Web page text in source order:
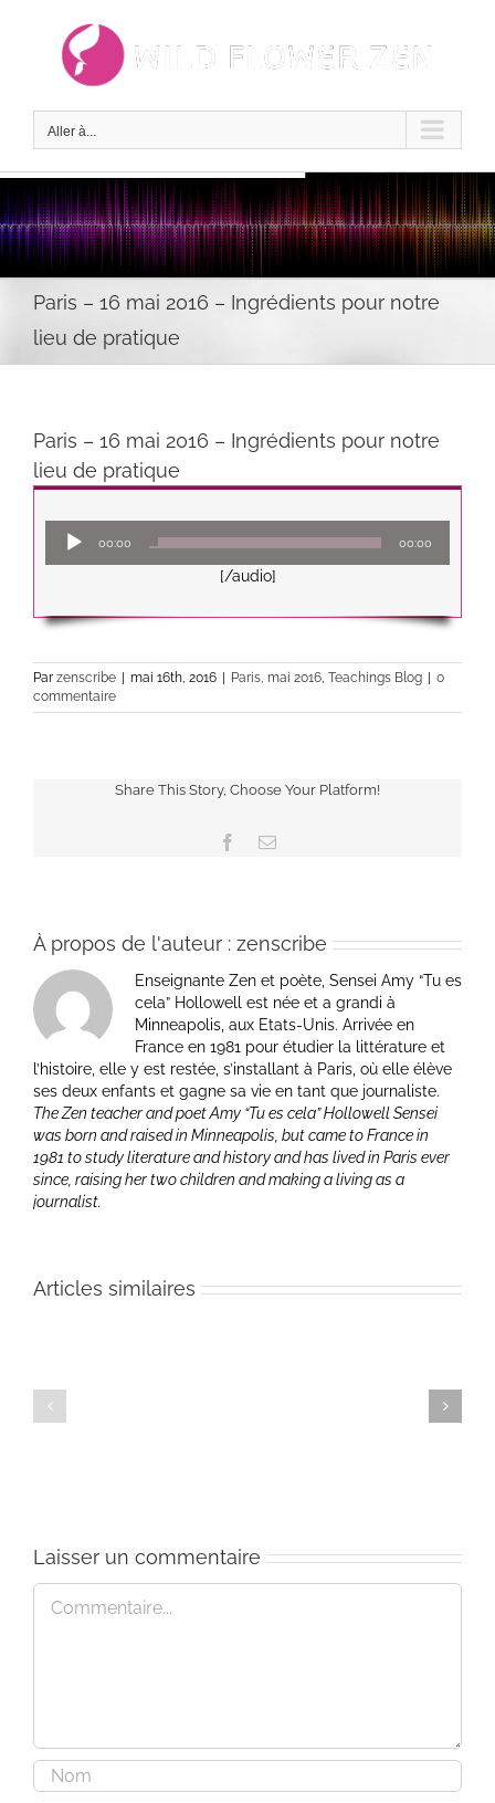
Aller à...
Paris – 16 mai 2016 – Ingrédients pour notre
lieu de pratique
Paris – 16 mai 2016 – Ingrédients pour notre
lieu de pratique
audio
00:00 00:00
[/audio]
Par zenscribe mai 16th, 2016 Paris, mai 2016, Teachings Blog
0
commentaire
Share This Story, Choose Your Platform!
Facebook
Email
À propos de l'auteur : zenscribe
Enseignante Zen et poète, Sensei Amy “Tu es
cela” Hollowell est née et a grandi à
Minneapolis, aux Etats-Unis. Arrivée en
France en 1981 pour étudier la littérature et
l’histoire, elle y est restée, s’installant à Paris, où elle élève
ses deux enfants et gagne sa vie en tant que journaliste.
The Zen teacher and poet Amy “Tu es cela” Hollowell Sensei
was born and raised in Minneapolis, but came to France in
1981 to study literature and history and has lived in Paris ever
since, raising her two children and making a living as a
journalist.
Articles similaires
9
Nowness
Laisser un commentaire
Commentaire